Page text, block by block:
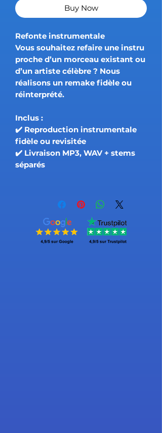
Buy Now
Refonte instrumentale
Vous souhaitez refaire une instru
proche d’un morceau existant ou
d’un artiste célèbre ? Nous
réalisons un remake fidèle ou
réinterprété.
Inclus :
✔️ Reproduction instrumentale
fidèle ou revisitée
✔️ Livraison MP3, WAV + stems
séparés